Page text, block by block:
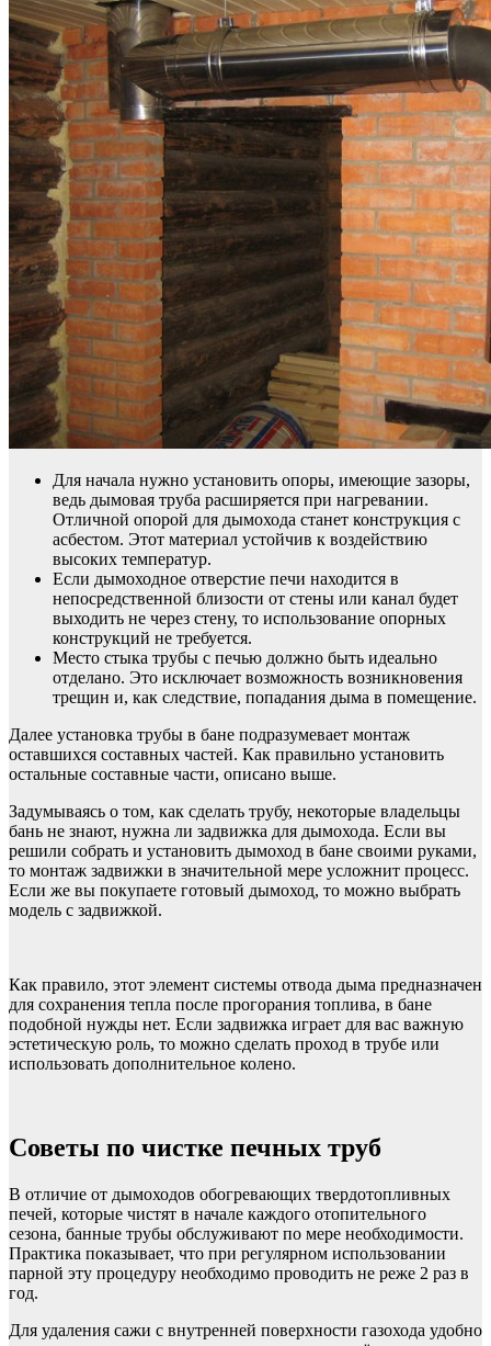
Для начала нужно установить опоры, имеющие зазоры,
ведь дымовая труба расширяется при нагревании.
Отличной опорой для дымохода станет конструкция с
асбестом. Этот материал устойчив к воздействию
высоких температур.
Если дымоходное отверстие печи находится в
непосредственной близости от стены или канал будет
выходить не через стену, то использование опорных
конструкций не требуется.
Место стыка трубы с печью должно быть идеально
отделано. Это исключает возможность возникновения
трещин и, как следствие, попадания дыма в помещение.
Далее установка трубы в бане подразумевает монтаж
оставшихся составных частей. Как правильно установить
остальные составные части, описано выше.
Задумываясь о том, как сделать трубу, некоторые владельцы
бань не знают, нужна ли задвижка для дымохода. Если вы
решили собрать и установить дымоход в бане своими руками,
то монтаж задвижки в значительной мере усложнит процесс.
Если же вы покупаете готовый дымоход, то можно выбрать
модель с задвижкой.
Как правило, этот элемент системы отвода дыма предназначен
для сохранения тепла после прогорания топлива, в бане
подобной нужды нет. Если задвижка играет для вас важную
эстетическую роль, то можно сделать проход в трубе или
использовать дополнительное колено.
Советы по чистке печных труб
В отличие от дымоходов обогревающих твердотопливных
печей, которые чистят в начале каждого отопительного
сезона, банные трубы обслуживают по мере необходимости.
Практика показывает, что при регулярном использовании
парной эту процедуру необходимо проводить не реже 2 раз в
год.
Для удаления сажи с внутренней поверхности газохода удобно